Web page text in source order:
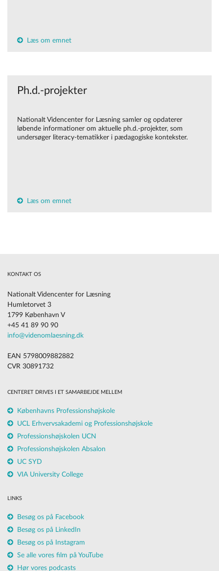
Læs om emnet
Ph.d.-projekter
Nationalt Videncenter for Læsning samler og opdaterer
løbende informationer om aktuelle ph.d.-projekter, som
undersøger literacy-tematikker i pædagogiske kontekster.
Læs om emnet
KONTAKT OS
Nationalt Videncenter for Læsning
Humletorvet 3
1799 København V
+45 41 89 90 90
info@videnomlaesning.dk
EAN 5798009882882
CVR 30891732
CENTERET DRIVES I ET SAMARBEJDE MELLEM
Københavns Professionshøjskole
UCL Erhvervsakademi og Professionshøjskole
Professionshøjskolen UCN
Professionshøjskolen Absalon
UC SYD
VIA University College
LINKS
Besøg os på Facebook
Besøg os på LinkedIn
Besøg os på Instagram
Se alle vores film på YouTube
Hør vores podcasts